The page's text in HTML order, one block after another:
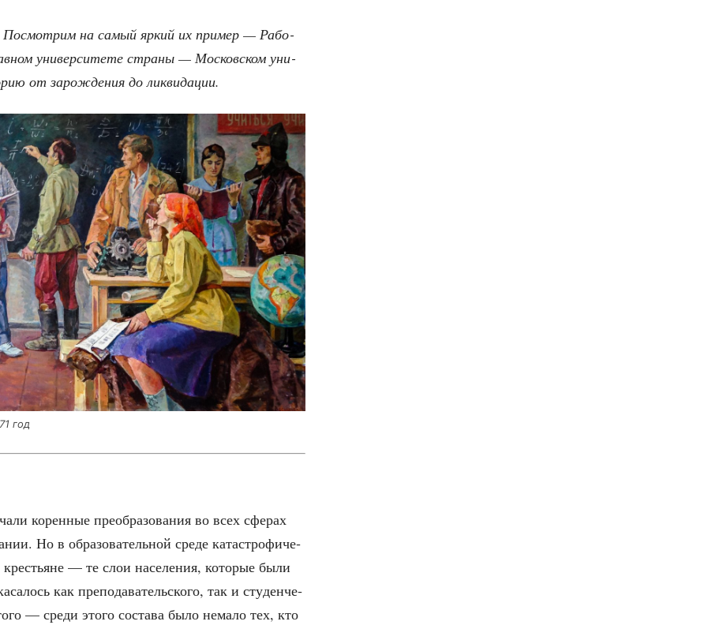
Посмот­рим на самый яркий их при­мер — Рабо­
уни­вер­си­те­те стра­ны — Мос­ков­ском уни­
от зарож­де­ния до ликвидации.
год
корен­ные пре­об­ра­зо­ва­ния во всех сфе­рах
Но в обра­зо­ва­тель­ной сре­де ката­стро­фи­че­
— те слои насе­ле­ния, кото­рые были
как пре­по­да­ва­тель­ско­го, так и сту­ден­че­
— сре­ди это­го соста­ва было нема­ло тех, кто